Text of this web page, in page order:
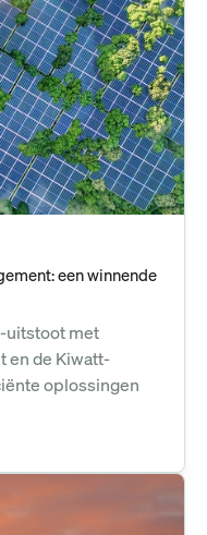
een winnende
uitstoot met
en de Kiwatt-
oplossingen